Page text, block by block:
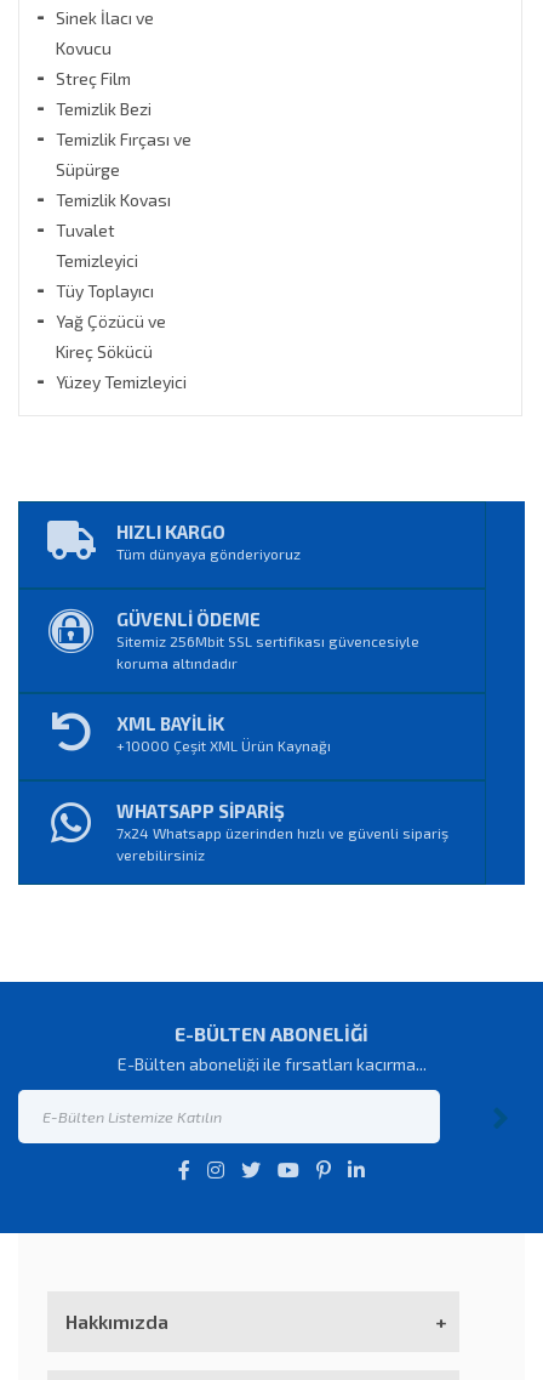
Sinek İlacı ve
Kovucu
Streç Film
Temizlik Bezi
Temizlik Fırçası ve
Süpürge
Temizlik Kovası
Tuvalet
Temizleyici
Tüy Toplayıcı
Yağ Çözücü ve
Kireç Sökücü
Yüzey Temizleyici
HIZLI KARGO
Tüm dünyaya gönderiyoruz
GÜVENLİ ÖDEME
Sitemiz 256Mbit SSL sertifikası güvencesiyle
koruma altındadır
XML BAYİLİK
+10000 Çeşit XML Ürün Kaynağı
WHATSAPP SİPARİŞ
7x24 Whatsapp üzerinden hızlı ve güvenli sipariş
verebilirsiniz
E-BÜLTEN ABONELİĞİ
E-Bülten aboneliği ile fırsatları kaçırma...
Hakkımızda